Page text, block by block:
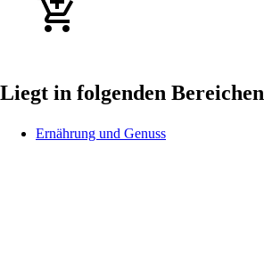
Liegt in folgenden Bereichen
Ernährung und Genuss